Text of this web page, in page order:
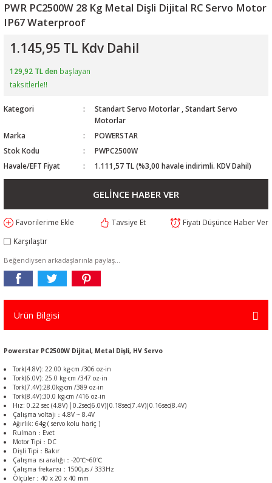
PWR PC2500W 28 Kg Metal Dişli Dijital RC Servo Motor
IP67 Waterproof
1.145,95 TL Kdv Dahil
129,92 TL den başlayan
taksitlerle!!
Kategori Standart Servo Motorlar Standart Servo
Motorlar
Marka
POWERSTAR
Stok Kodu
PWPC2500W
Havale/EFT Fiyat
1.111,57 TL (%3,00 havale indirimli. KDV Dahil)
GELİNCE HABER VER
Tavsiye Et
Fiyatı Düşünce Haber Ver
Karşılaştır
Beğendiysen arkadaşlarınla paylaş...
Ürün Bilgisi
Powerstar PC2500W Dijital, Metal Dişli, HV Servo
Tork(4.8V): 22.00 kg-cm /306 oz-in
Tork(6.0V): 25.0 kg-cm /347 oz-in
Tork(7.4V):28.0kg-cm /389 oz-in
Tork(8.4V):30.0 kg-cm /416 oz-in
Hız: 0.22 sec (4.8V) │0.2sec(6.0V)|0.18sec(7.4V)|0.16sec(8.4V)
Çalışma voltajı：4.8V ~ 8.4V
Ağırlık: 64g ( servo kolu hariç )
Rulman：Evet
Motor Tipi：DC
Dişli Tipi：Bakır
Çalışma ısı aralığı：-20℃~60℃
Çalışma frekansı：1500μs / 333Hz
Ölçüler：40 x 20 x 40 mm